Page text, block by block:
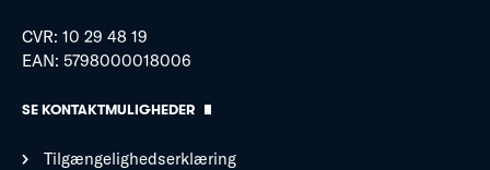
CVR: 10 29 48 19
EAN: 5798000018006
SE KONTAKTMULIGHEDER
Tilgængelighedserklæring